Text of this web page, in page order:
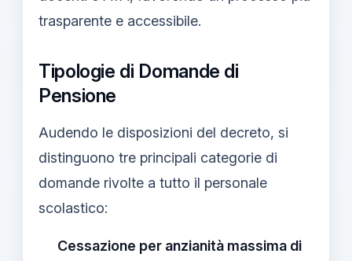
trasparente e accessibile.
Tipologie di Domande di
Pensione
Audendo le disposizioni del decreto, si
distinguono tre principali categorie di
domande rivolte a tutto il personale
scolastico:
Cessazione per anzianità massima di